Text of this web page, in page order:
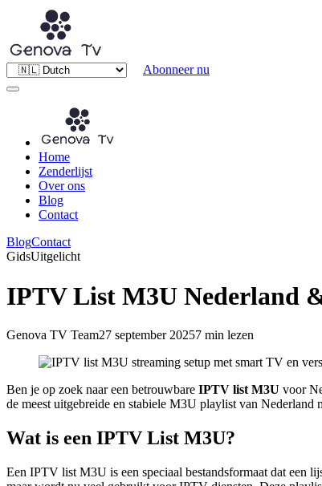
Abonneer nu
Home
Zenderlijst
Over ons
Blog
Contact
BlogContact
GidsUitgelicht
IPTV List M3U Nederland
Genova TV Team27 september 20257 min lezen
Ben je op zoek naar een betrouwbare IPTV list M3U voor
de meest uitgebreide en stabiele M3U playlist van Nederland
Wat is een IPTV List M3U?
Een IPTV list M3U is een speciaal bestandsformaat dat een